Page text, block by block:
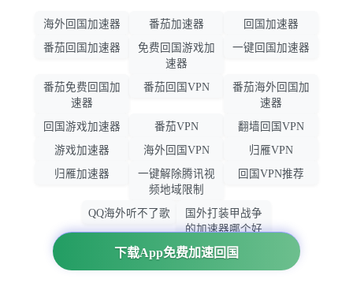
下载App免费加速回国
海外回国加速器 番茄加速器
回国加速器
番茄回国加速器
免费回国游戏加
速器
一键回国加速器
番茄免费回国加
速器
番茄回国VPN
番茄海外回国加
速器
回国游戏加速器
番茄VPN
翻墙回国VPN
游戏加速器
海外回国VPN
归雁VPN
归雁加速器
一键解除腾讯视
频地域限制
回国VPN推荐
QQ海外听不了歌
国外打装甲战争
的加速器哪个好
用